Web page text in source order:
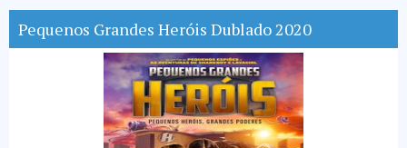
Pequenos Grandes Heróis Dublado 2020